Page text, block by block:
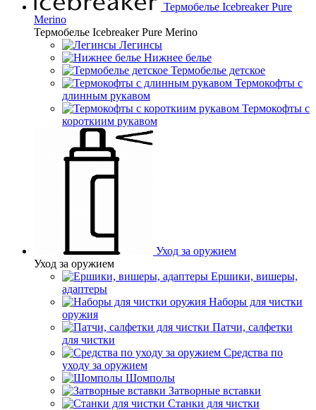
Термобелье Icebreaker Pure
Merino
Термобелье Icebreaker Pure Merino
Легинсы
Нижнее белье
Термобелье детское
Термокофты с
длинным рукавом
Термокофты с
короткиим рукавом
Уход за оружием
Уход за оружием
Ершики, вишеры,
адаптеры
Наборы для чистки
оружия
Патчи, салфетки
для чистки
Средства по
уходу за оружием
Шомполы
Затворные вставки
Станки для чистки